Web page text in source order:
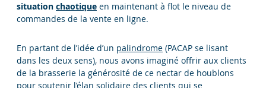
situation chaotique en maintenant à flot le niveau de
commandes de la vente en ligne.
En partant de l’idée d’un palindrome (PACAP se lisant
dans les deux sens), nous avons imaginé offrir aux clients
de la brasserie la générosité de ce nectar de houblons
pour soutenir l’élan solidaire des clients qui se